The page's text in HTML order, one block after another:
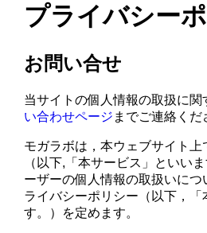
プライバシー
お問い合せ
当サイトの個人情報の取扱に関
い合わせページ までご連絡くだ
モガラボは，本ウェブサイト上
（以下,「本サービス」といい
ーザーの個人情報の取扱いに
ライバシーポリシー（以下，「
す。）を定めます。